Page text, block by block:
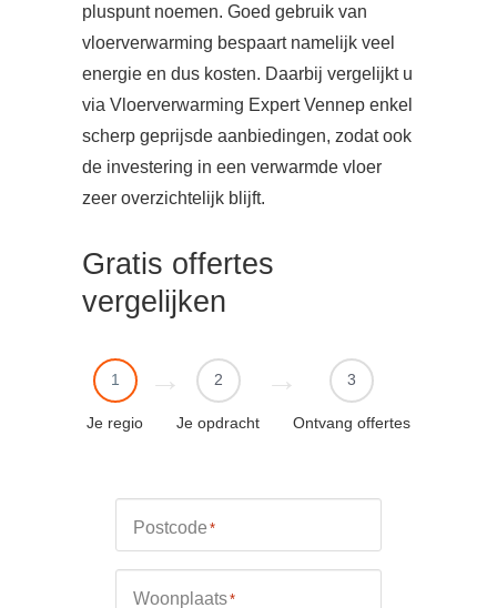
pluspunt noemen. Goed gebruik van
vloerverwarming bespaart namelijk veel
energie en dus kosten. Daarbij vergelijkt u
via Vloerverwarming Expert Vennep enkel
scherp geprijsde aanbiedingen, zodat ook
de investering in een verwarmde vloer
zeer overzichtelijk blijft.
Gratis offertes
vergelijken
1
Je regio
2
Je opdracht
3
Ontvang offertes
Postcode *
Woonplaats*